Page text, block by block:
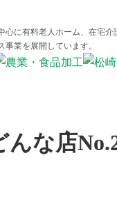
心に有料老人ホーム、在宅
事業を展開しています。
な店